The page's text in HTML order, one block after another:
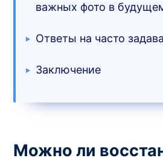
важных фото в
Ответы на часто
Заключение
Можно ли